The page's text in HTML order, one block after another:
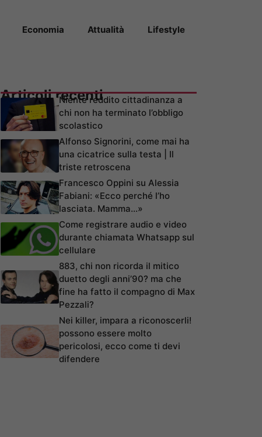
Economia Attualità Lifestyle
Articoli recentiNiente reddito cittadinanza a
chi non ha terminato l’obbligo
scolastico
Alfonso Signorini, come mai ha
una cicatrice sulla testa | Il
triste retroscena
Francesco Oppini su Alessia
Fabiani: «Ecco perché l’ho
lasciata. Mamma…»
Come registrare audio e video
durante chiamata Whatsapp sul
cellulare
883, chi non ricorda il mitico
duetto degli anni’90? ma che
fine ha fatto il compagno di Max
Pezzali?
Nei killer, impara a riconoscerli!
possono essere molto
pericolosi, ecco come ti devi
difendere